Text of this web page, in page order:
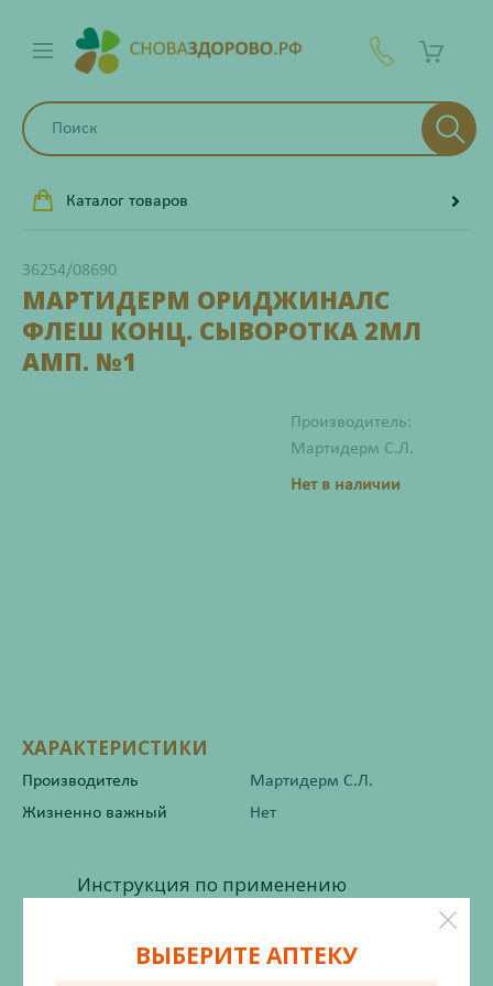
Каталог товаров
36254/08690
МАРТИДЕРМ ОРИДЖИНАЛС
ФЛЕШ КОНЦ. СЫВОРОТКА 2МЛ
АМП. №1
Производитель:
Мартидерм С.Л.
Нет в наличии
ХАРАКТЕРИСТИКИ
Производитель
Мартидерм С.Л.
Жизненно важный
Нет
Инструкция по применению
Состав
ВЫБЕРИТЕ АПТЕКУ